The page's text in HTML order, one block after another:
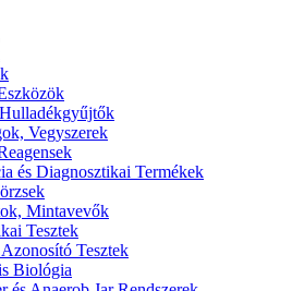
Vegyszerek
és Diagnosztikai Termékek
Mintavevők
Tesztek
Tesztek
Biológia